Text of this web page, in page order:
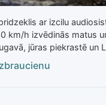
ar izcilu
km/h izvēdinās matus
jūras piekrastē un